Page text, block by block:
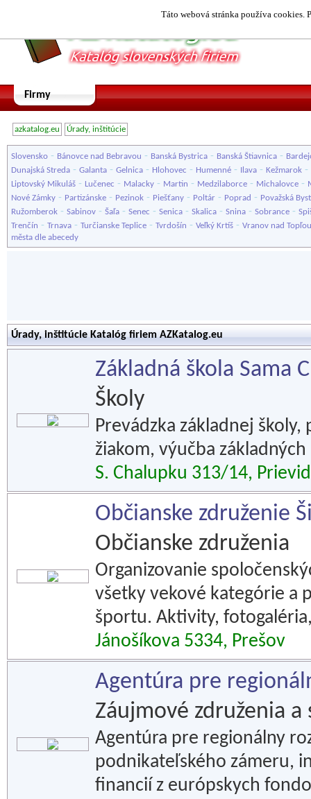
Táto webová stránka používa cookies.
Firmy
azkatalog.eu Úrady, inštitúcie
Slovensko - Bánovce nad Bebravou - Banská Bystrica - Banská Štiavnica -
Dunajská Streda - Galanta - Gelnica - Hlohovec - Humenné - Ilava - Kežmarok -
Liptovský Mikuláš - Lučenec - Malacky - Martin - Medzilaborce - Michalovce -
Nové Zámky - Partizánske - Pezinok - Piešťany - Poltár - Poprad - Považská
Ružomberok - Sabinov - Šaľa - Senec - Senica - Skalica - Snina - Sobrance -
Trenčín - Trnava - Turčianske Teplice - Tvrdošín - Veľký Krtíš - Vranov nad Topľou
města dle abecedy
Úrady, inštitúcie Katalóg firiem AZKatalog.eu
Základná škola Sama
Školy
Prevádzka základnej
žiakom, výučba
S. Chalupku 313/14,
Občianske združenie
Občianske združenia
Organizovanie
všetky vekové kategórie a
športu. Aktivity,
Jánošíkova 5334, Prešov
Agentúra pre
Záujmové združenia a
Agentúra pre regionálny
podnikateľského zámeru,
financií z európskych